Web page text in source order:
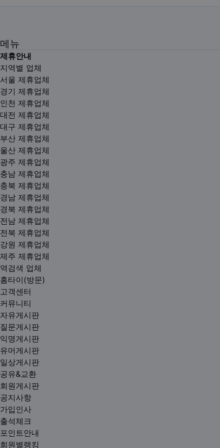
메뉴
제휴안내
지역별 업체
서울 제휴업체
경기 제휴업체
인천 제휴업체
대전 제휴업체
대구 제휴업체
부산 제휴업체
울산 제휴업체
광주 제휴업체
충남 제휴업체
충북 제휴업체
경남 제휴업체
경북 제휴업체
전남 제휴업체
전북 제휴업체
강원 제휴업체
제주 제휴업체
역검색 업체
홈타이(방문)
고객센터
커뮤니티
자유게시판
질문게시판
익명게시판
유머게시판
일상게시판
공유&교환
회원게시판
공지사항
가입인사
출석체크
포인트안내
회원별랭킹